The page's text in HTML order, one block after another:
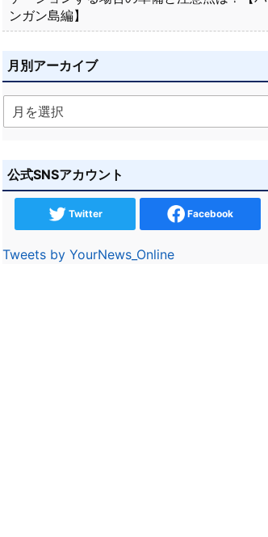
ンガン島編】
月別アーカイブ
公式SNSアカウント
Twitter Facebook
Tweets by YourNews_Online